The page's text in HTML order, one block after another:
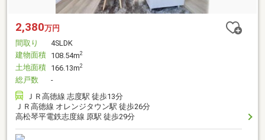
2,380万円
間取り
4SLDK
建物面積 108.54m2
土地面積 166.13m2
総戸数
-
ＪＲ高徳線 志度駅 徒歩13分
ＪＲ高徳線 オレンジタウン駅 徒歩26分
高松琴平電鉄志度線 原駅 徒歩29分